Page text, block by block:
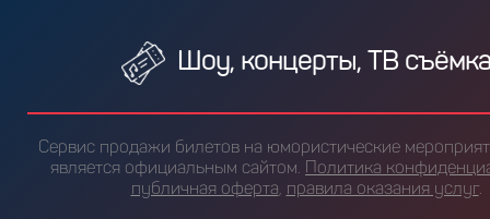
Шоу, концерты, ТВ съёмка
Сервис продажи билетов на юмористические
является официальным сайтом. Политика
публичная оферта правила оказания услуг.